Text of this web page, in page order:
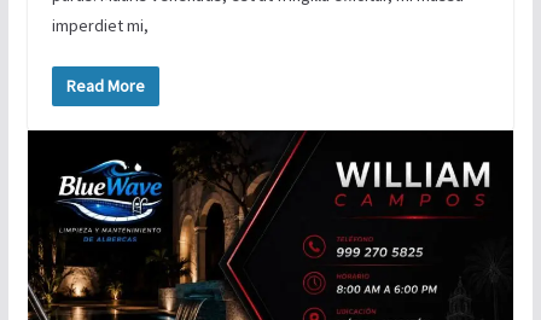
imperdiet mi,
Read More